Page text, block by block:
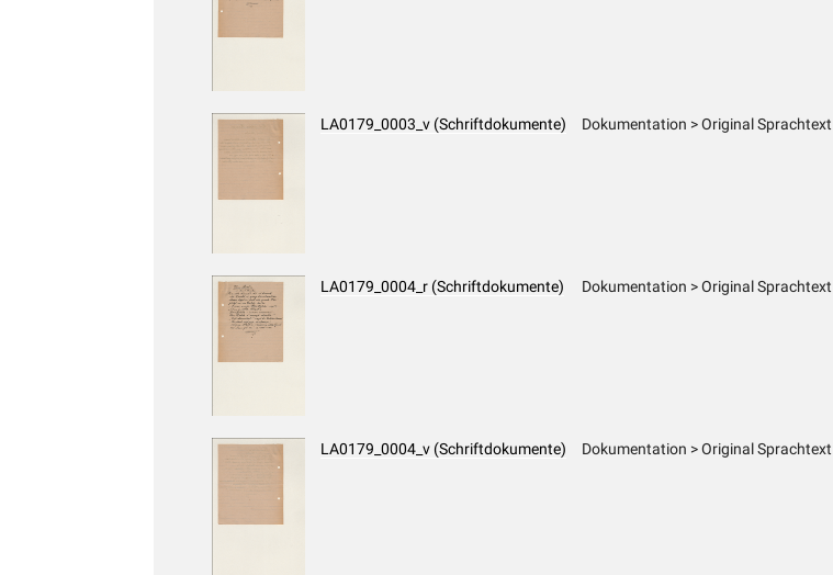
LA0179_0003_v (Schriftdokumente) Dokumentation > Original Sprachtext
LA0179_0004_r (Schriftdokumente) Dokumentation > Original Sprachtext
LA0179_0004_v (Schriftdokumente) Dokumentation > Original Sprachtext